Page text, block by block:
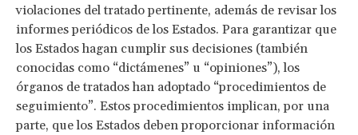
violaciones del tratado pertinente, además de revisar los
informes periódicos de los Estados. Para garantizar que
los Estados hagan cumplir sus decisiones (también
conocidas como “dictámenes” u “opiniones”), los
órganos de tratados han adoptado “procedimientos de
seguimiento”. Estos procedimientos implican, por una
parte, que los Estados deben proporcionar información